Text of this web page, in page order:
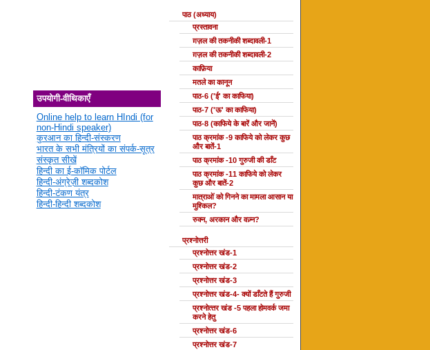
उपयोगी-वीथिकाएँ
Online help to learn HIndi (for
non-Hindi speaker)
कुरआन का हिन्दी-संस्करण
भारत के सभी मंत्रियों का संपर्क-सूत्र
संस्कृत सीखें
हिन्दी का ई-कॉमिक पोर्टल
हिन्दी-अंग्रेज़ी शब्दकोश
हिन्दी-टंकण यंत्र
हिन्दी-हिन्दी शब्दकोश
पाठ (अध्याय)
प्रस्तावना
ग़ज़ल की तकनीकी शब्दावली-1
ग़ज़ल की तकनीकी शब्दावली-2
काफ़िया
मतले का कानून
पाठ-6 ('ई' का काफिया)
पाठ-7 ('ऊ' का काफिया)
पाठ-8 (काफिये के बारें और जानें)
पाठ क्रमांक -9 काफिये को लेकर कुछ
और बातें-1
पाठ क्रमांक -10 गुरुजी की डाँट
पाठ क्रमांक -11 काफिये को लेकर
कुछ और बातें-2
मात्राओं को गिनने का मामला आसान या
मुश्किल?
रुक्न, अरकान और वज़्न?
प्रश्नोत्तरी
प्रश्नोत्तर खंड-1
प्रश्नोत्तर खंड-2
प्रश्नोत्तर खंड-3
प्रश्नोत्तर खंड-4- क्यों डाँटते हैं गुरुजी
प्रश्‍नोत्‍तर खंड -5 पहला होमवर्क जमा
करने हेतु
प्रश्नोत्तर खंड-6
प्रश्नोत्तर खंड-7